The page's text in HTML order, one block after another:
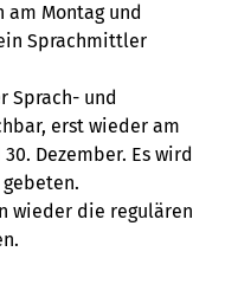
Montag und
Sprachmittler
Sprach- und
erst wieder am
Dezember. Es wird
wieder die regulären